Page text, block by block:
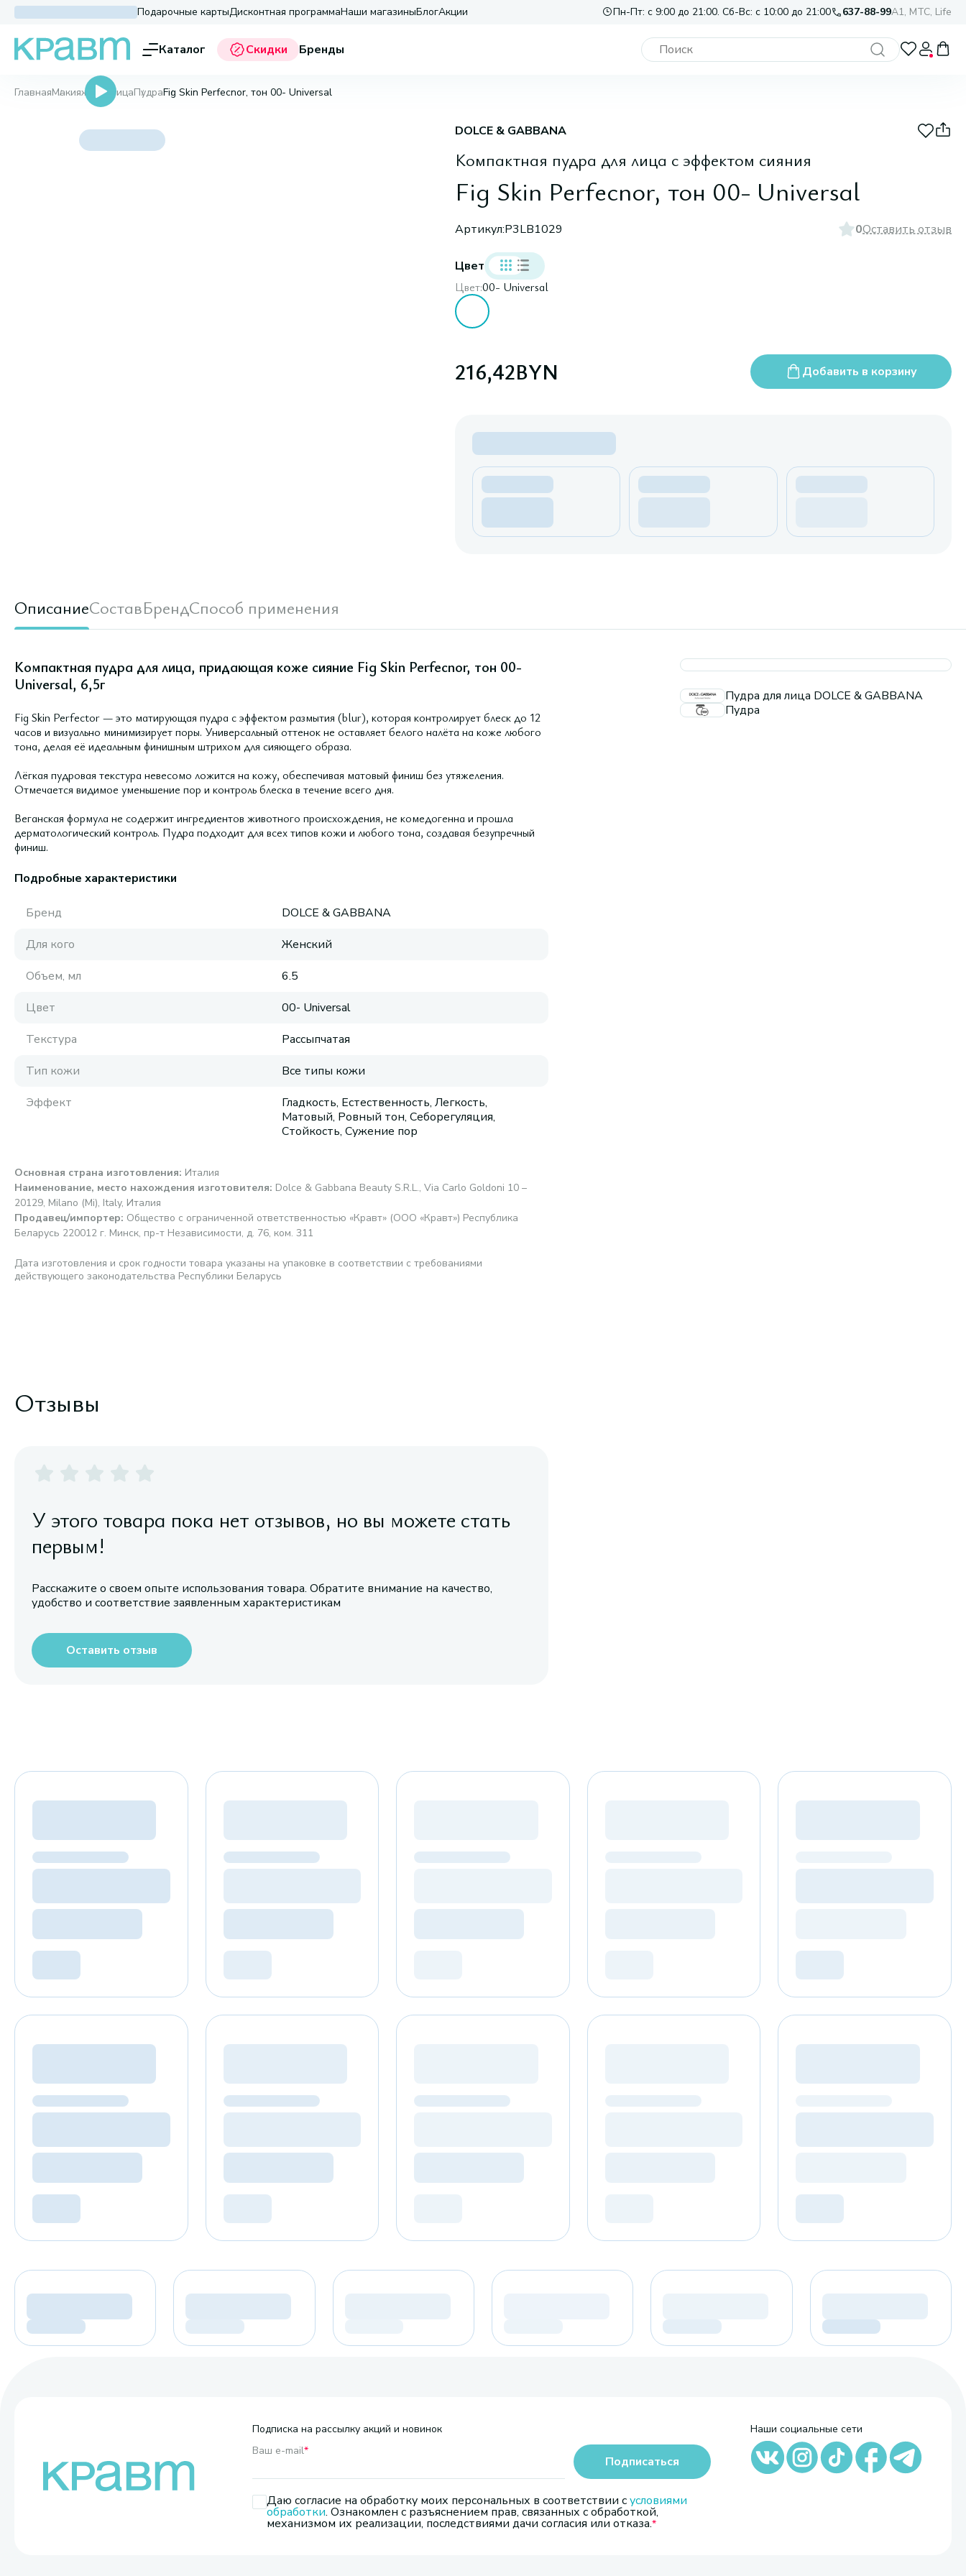
Подарочные картыДисконтная программаНаши магазиныБлогАкции Пн-Пт: с 9:00 до 21:00. Сб-Вс: с 10:00 до 21:00 637-88-99A1, МТС, Life
Каталог Скидки Бренды
ГлавнаяМакияж Для лицаПудраFig Skin Perfecnor, тон 00- Universal
DOLCE & GABBANA
Компактная пудра для лица с эффектом сияния
Fig Skin Perfecnor, тон 00- Universal
Артикул:P3LB1029 0Оставить отзыв
Цвет
Цвет:00- Universal
216,42BYN Добавить в корзину
ОписаниеСоставБрендСпособ применения
Компактная пудра для лица, придающая коже сияние Fig Skin Perfecnor, тон 00-
Universal, 6,5г
Fig Skin Perfector — это матирующая пудра с эффектом размытия (blur), которая контролирует блеск до 12
часов и визуально минимизирует поры. Универсальный оттенок не оставляет белого налёта на коже любого
тона, делая её идеальным финишным штрихом для сияющего образа.
Лёгкая пудровая текстура невесомо ложится на кожу, обеспечивая матовый финиш без утяжеления.
Отмечается видимое уменьшение пор и контроль блеска в течение всего дня.
Веганская формула не содержит ингредиентов животного происхождения, не комедогенна и прошла
дерматологический контроль. Пудра подходит для всех типов кожи и любого тона, создавая безупречный
финиш.
Подробные характеристики
Бренд
DOLCE & GABBANA
Для кого
Женский
Объем, мл
6.5
Цвет
00- Universal
Текстура
Рассыпчатая
Тип кожи
Все типы кожи
Эффект
Гладкость, Естественность, Легкость,
Матовый, Ровный тон, Себорегуляция,
Стойкость, Сужение пор
Основная страна изготовления: Италия
Наименование, место нахождения изготовителя: Dolce & Gabbana Beauty S.R.L., Via Carlo Goldoni 10 –
20129, Milano (Mi), Italy, Италия
Продавец/импортер: Общество с ограниченной ответственностью «Кравт» (ООО «Кравт») Республика
Беларусь 220012 г. Минск, пр-т Независимости, д. 76, ком. 311
Дата изготовления и срок годности товара указаны на упаковке в соответствии с требованиями
действующего законодательства Республики Беларусь
Пудра для лица DOLCE & GABBANA
Пудра
Отзывы
У этого товара пока нет отзывов, но вы можете стать
первым!
Расскажите о своем опыте использования товара. Обратите внимание на качество,
удобство и соответствие заявленным характеристикам
Оставить отзыв
Подписка на рассылку акций и новинок
Ваш e-mail*
Даю согласие на обработку моих персональных в соответствии сусловиями
обработки. Ознакомлен с разъяснением прав, связанных с обработкой,
механизмом их реализации, последствиями дачи согласия или отказа.
Подписаться
Наши социальные сети